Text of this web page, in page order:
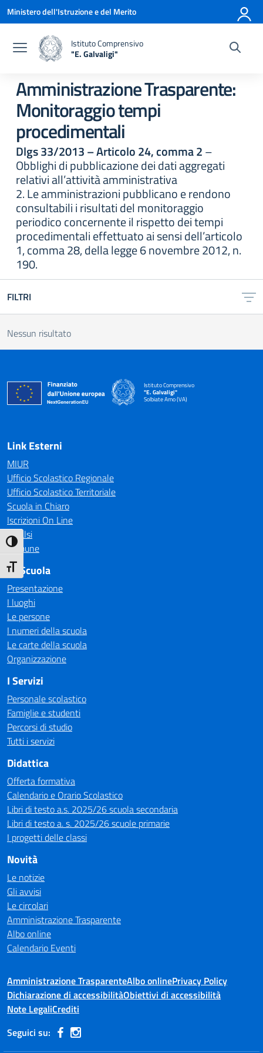
Attiva/disattiva alto contrasto
Attiva/disattiva dimensione testo
Vai ai contenuti
Vai al menu di navigazione
Vai al footer
Ministero dell'Istruzione e del Merito
Istituto Comprensivo
"E. Galvaligi"
— Visita la pagina iniziale della scuola
Amministrazione Trasparente:
Monitoraggio tempi
procedimentali
Dlgs 33/2013 – Articolo 24, comma 2–
Obblighi di pubblicazione dei dati aggregati
relativi all’attività amministrativa
2. Le amministrazioni pubblicano e rendono
consultabili i risultati del monitoraggio
periodico concernente il rispetto dei tempi
procedimentali effettuato ai sensi dell’articolo
1, comma 28, della legge 6 novembre 2012, n.
190.
FILTRI
Nessun risultato
Istituto Comprensivo
"E. Galvaligi"
Solbiate Arno (VA)
— Visita la pagina iniziale della scuola
Link Esterni
MIUR
Ufficio Scolastico Regionale
Ufficio Scolastico Territoriale
Scuola in Chiaro
Iscrizioni On Line
Invalsi
Comune
La Scuola
Presentazione
I luoghi
Le persone
I numeri della scuola
Le carte della scuola
Organizzazione
I Servizi
Personale scolastico
Famiglie e studenti
Percorsi di studio
Tutti i servizi
Didattica
Offerta formativa
Calendario e Orario Scolastico
Libri di testo a.s. 2025/26 scuola secondaria
Libri di testo a. s. 2025/26 scuole primarie
I progetti delle classi
Novità
Le notizie
Gli avvisi
Le circolari
Amministrazione Trasparente
Albo online
Calendario Eventi
Amministrazione TrasparenteAlbo onlinePrivacy Policy
Dichiarazione di accessibilitàObiettivi di accessibilità
Note LegaliCrediti
Seguici su: